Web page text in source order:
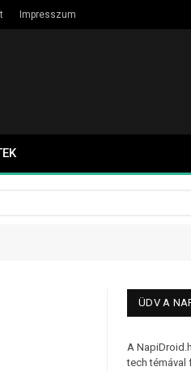
Impresszum
ÜDV A
A
tech